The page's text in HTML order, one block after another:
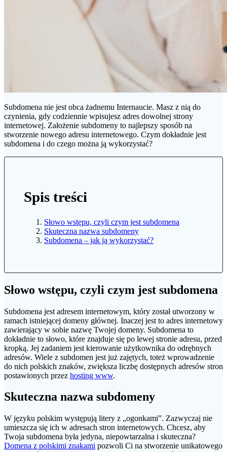
Subdomena nie jest obca żadnemu Internaucie. Masz z nią do
czynienia, gdy codziennie wpisujesz adres dowolnej strony
internetowej. Założenie subdomeny to najlepszy sposób na
stworzenie nowego adresu internetowego. Czym dokładnie jest
subdomena i do czego można ją wykorzystać?
Spis treści
Słowo wstępu, czyli czym jest subdomena
Skuteczna nazwa subdomeny
Subdomena – jak ją wykorzystać?
Słowo wstępu, czyli czym jest subdomena
Subdomena jest adresem internetowym, który został utworzony w
ramach istniejącej domeny głównej. Inaczej jest to adres internetowy
zawierający w sobie nazwę Twojej domeny. Subdomena to
dokładnie to słowo, które znajduje się po lewej stronie adresu, przed
kropką. Jej zadaniem jest kierowanie użytkownika do odrębnych
adresów. Wiele z subdomen jest już zajętych, toteż wprowadzenie
do nich polskich znaków, zwiększa liczbę dostępnych adresów stron
postawionych przez hosting www.
Skuteczna nazwa subdomeny
W języku polskim występują litery z „ogonkami”. Zazwyczaj nie
umieszcza się ich w adresach stron internetowych. Chcesz, aby
Twoja subdomena była jedyna, niepowtarzalna i skuteczna?
Domena z polskimi znakami pozwoli Ci na stworzenie unikatowego